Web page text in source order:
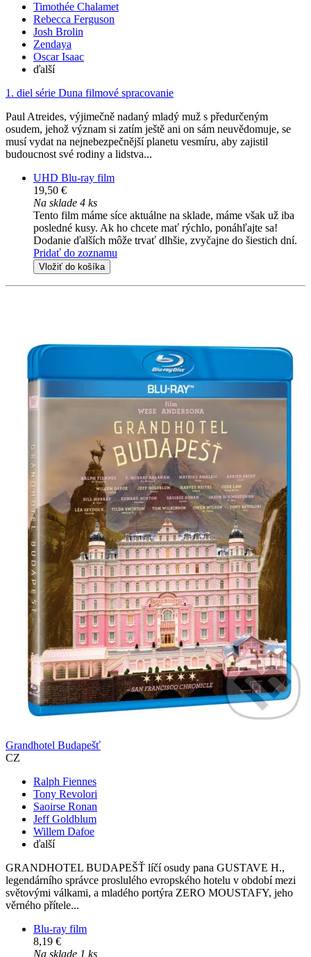
Timothée Chalamet
Rebecca Ferguson
Josh Brolin
Zendaya
Oscar Isaac
ďalší
1. diel série Duna filmové spracovanie
Paul Atreides, výjimečně nadaný mladý muž s předurčeným
osudem, jehož význam si zatím ještě ani on sám neuvědomuje, se
musí vydat na nejnebezpečnější planetu vesmíru, aby zajistil
budoucnost své rodiny a lidstva...
UHD Blu-ray film
19,50 €
Na sklade 4 ks
Tento film máme síce aktuálne na sklade, máme však už iba
posledné kusy. Ak ho chcete mať rýchlo, ponáhľajte sa!
Dodanie ďalších môže trvať dlhšie, zvyčajne do šiestich dní.
Pridať do zoznamu
Vložiť do košíka
Grandhotel Budapešť
CZ
Ralph Fiennes
Tony Revolori
Saoirse Ronan
Jeff Goldblum
Willem Dafoe
ďalší
GRANDHOTEL BUDAPEŠŤ líčí osudy pana GUSTAVE H.,
legendárního správce proslulého evropského hotelu v období mezi
světovými válkami, a mladého portýra ZERO MOUSTAFY, jeho
věrného přítele...
Blu-ray film
8,19 €
Na sklade 1 ks